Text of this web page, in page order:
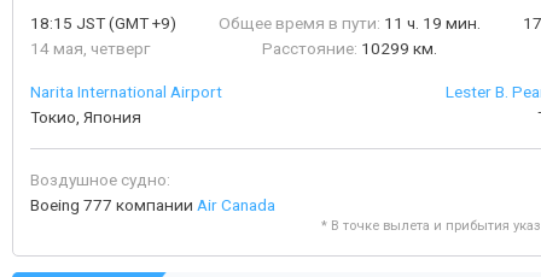
18:15 JST(GMT +9)
14 мая, четверг
Общее время в пути: 11 ч. 19 мин.
Расстояние: 10299 км.
Narita International Airport
Токио, Япония
Lester B.
Воздушное судно:
Boeing 777 компании Air Canada
* В точке вылета и прибытия